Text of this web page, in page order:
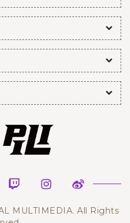
MULTIMEDIA. All Rights